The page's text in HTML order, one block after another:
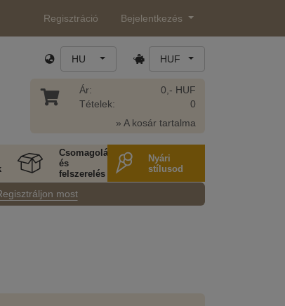
Regisztráció Bejelentkezés
HU HUF
Ár:
Tételek:
0,- HUF
0
» A kosár tartalma
Csomagolás
és
felszerelés
Nyári
stílusod
most